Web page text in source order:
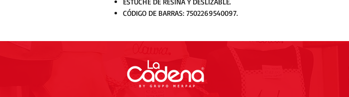
CÓDIGO DE BARRAS: 7502269540097.